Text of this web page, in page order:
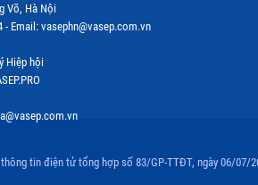
Võ, Hà Nội
- Email: vasephn@vasep.com.vn
Hiệp hội
tin điện tử tổng hợp số 83/GP-TTĐT, ngày 06/